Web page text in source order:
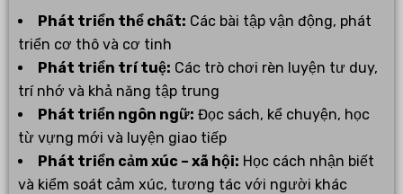
Phát triển thể chất: Các bài tập vận động, phát
triển cơ thô và cơ tinh
Phát triển trí tuệ: Các trò chơi rèn luyện tư duy,
trí nhớ và khả năng tập trung
Phát triển ngôn ngữ: Đọc sách, kể chuyện, học
từ vựng mới và luyện giao tiếp
Phát triển cảm xúc – xã hội: Học cách nhận biết
và kiểm soát cảm xúc, tương tác với người khác